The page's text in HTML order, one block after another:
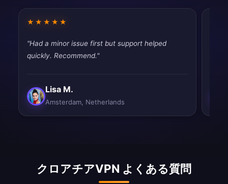
★★★★★
"Had a minor issue first but support helped
quickly. Recommend."
Lisa M.
Amsterdam, Netherlands
クロアチアVPN よくある質問